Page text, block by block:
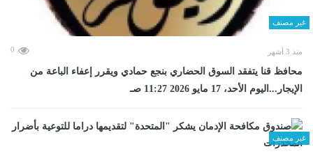
غير مصنف
منذ 3 أشهر 0
محافظ قنا يتفقد السوق الحضاري بنجع حمادي ويقرر إعفاء الباعة من
الإيجار...اليوم الأحد، 17 مايو 2026 11:27 صـ
غير مصنف